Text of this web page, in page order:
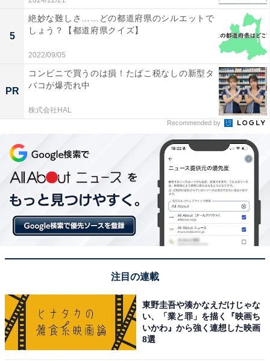
・
頭をひねれば読めるかも？ 名前「舞曲」はなんて読むで
しょう【キラキラネームクイズ】
5
絶妙な難しさ……どの都道府県のシルエットで
しょう？【都道府県クイズ】
2022/09/05
PR
コンビニで買うのは損！たばこ税なしの新型タ
バコが爆売れ中
株式会社HAL
Recommended by
注目の連載
東野圭吾や湊かなえだけじゃな
い、「業と罪」を描く『映画ち
いかわ』から強く連想した映画
8選